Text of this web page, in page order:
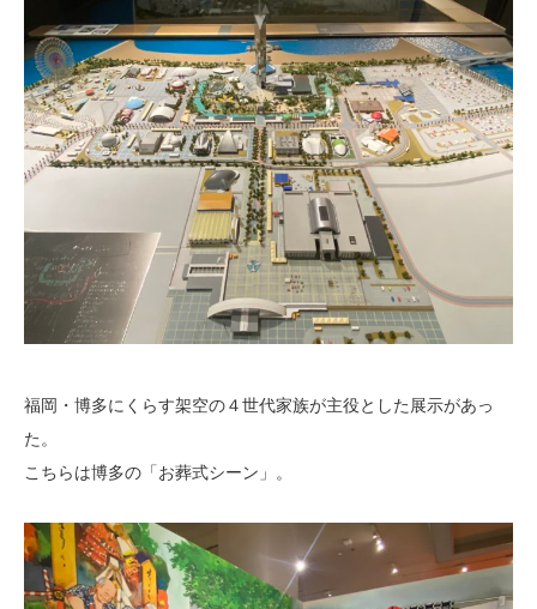
福岡・博多にくらす架空の４世代家族が主役とした展示があっ
た。
こちらは博多の「お葬式シーン」。